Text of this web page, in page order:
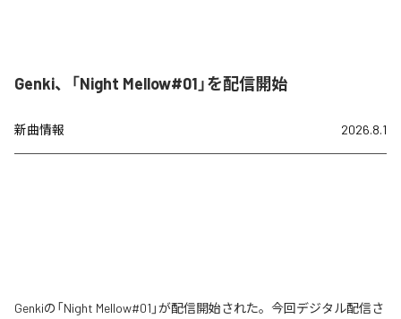
Genki、「Night Mellow#01」を配信開始
新曲情報 2026.8.1
Genkiの「Night Mellow#01」が配信開始された。今回デジタル配信さ